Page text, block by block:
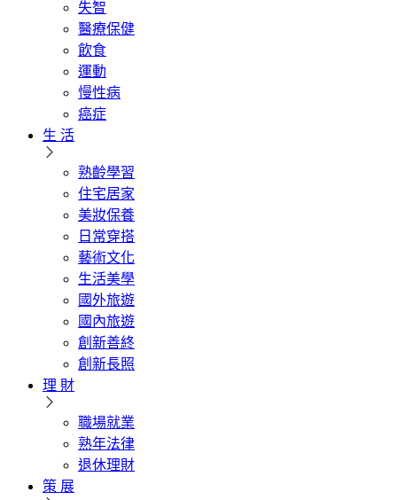
失智
醫療保健
飲食
運動
慢性病
癌症
生 活
熟齡學習
住宅居家
美妝保養
日常穿搭
藝術文化
生活美學
國外旅遊
國內旅遊
創新善終
創新長照
理 財
職場就業
熟年法律
退休理財
策 展